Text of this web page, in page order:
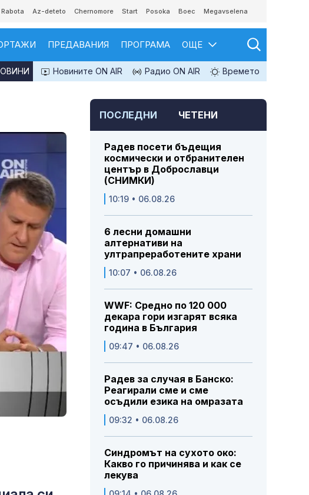
Rabota Az-deteto Chernomore Start Posoka Boec Megavselena
ПРЕДАВАНИЯ ПРОГРАМА ОЩЕ
Новините ON AIR Радио ON AIR Времето
ПОСЛЕДНИ ЧЕТЕНИ
Радев посети бъдещия
космически и отбранителен
център в Доброславци
(СНИМКИ)
10:19 • 06.08.26
6 лесни домашни
алтернативи на
ултрапреработените храни
10:07 • 06.08.26
WWF: Средно по 120 000
декара гори изгарят всяка
година в България
09:47 • 06.08.26
Радев за случая в Банско:
Реагирали сме и сме
осъдили езика на омразата
09:32 • 06.08.26
Синдромът на сухото око:
Какво го причинява и как се
лекува